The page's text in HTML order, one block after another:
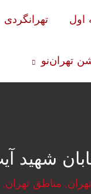
اول تهرانگردی
تهران‌نو
شهید
, مناطق تهران,